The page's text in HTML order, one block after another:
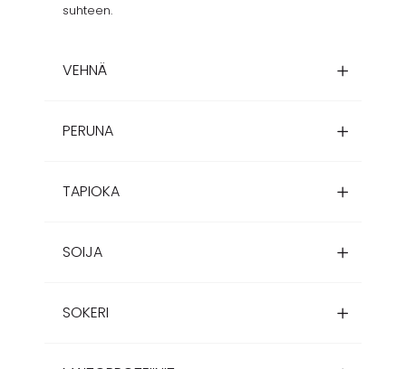
suhteen.
VEHNÄ
PERUNA
TAPIOKA
SOIJA
SOKERI